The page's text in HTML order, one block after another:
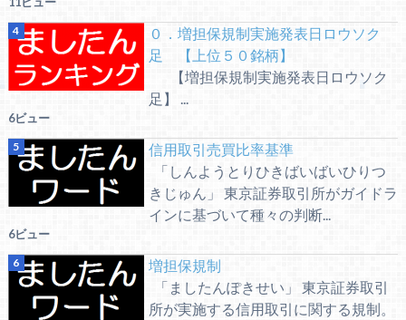
０．増担保規制実施発表日ロウソク
足 【上位５０銘柄】
【増担保規制実施発表日ロウソク
足】 ...
6ビュー
信用取引売買比率基準
「しんようとりひきばいばいひりつ
きじゅん」 東京証券取引所がガイドラ
インに基づいて種々の判断...
6ビュー
増担保規制
「ましたんぽきせい」 東京証券取引
所が実施する信用取引に関する規制。